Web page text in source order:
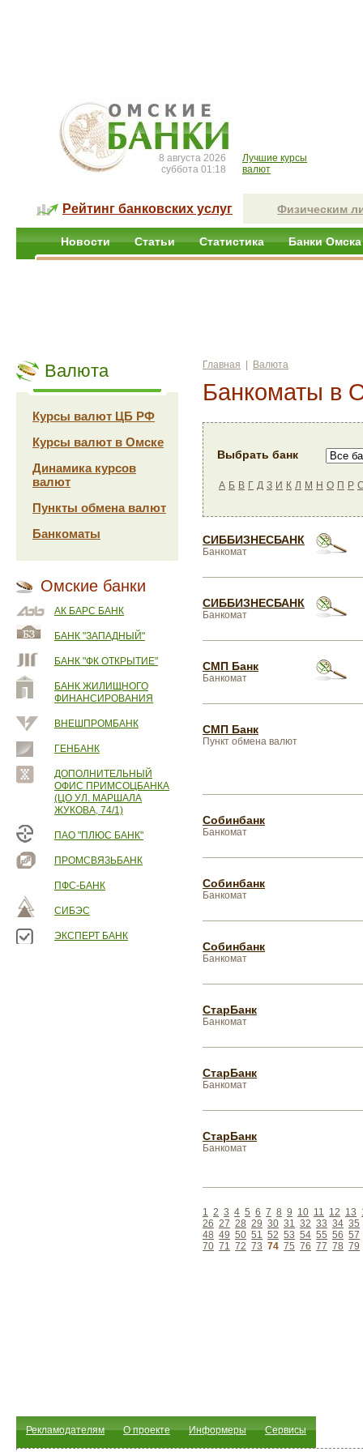
8 августа 2026
суббота 01:18
Лучшие курсы
валют
Рейтинг банковских услуг Физическим
Новости Статьи Статистика Банки Омска
Валюта
Курсы валют ЦБ РФ
Курсы валют в Омске
Динамика курсов
валют
Пункты обмена валют
Банкоматы
Омские банки
АК БАРС БАНК
БАНК "ЗАПАДНЫЙ"
БАНК "ФК ОТКРЫТИЕ"
БАНК ЖИЛИЩНОГО
ФИНАНСИРОВАНИЯ
ВНЕШПРОМБАНК
ГЕНБАНК
ДОПОЛНИТЕЛЬНЫЙ
ОФИС ПРИМСОЦБАНКА
(ЦО УЛ. МАРШАЛА
ЖУКОВА, 74/1)
ПАО "ПЛЮС БАНК"
ПРОМСВЯЗЬБАНК
ПФС-БАНК
СИБЭС
ЭКСПЕРТ БАНК
Главная Валюта
Банкоматы в
Выбрать банк
А Б В Г Д З И К Л М Н О П Р
СИББИЗНЕСБАНК
Банкомат
СИББИЗНЕСБАНК
Банкомат
СМП Банк
Банкомат
СМП Банк
Пункт обмена валют
Собинбанк
Банкомат
Собинбанк
Банкомат
Собинбанк
Банкомат
СтарБанк
Банкомат
СтарБанк
Банкомат
СтарБанк
Банкомат
1 2 3 4 5 6 7 8 9 10 11 12 13
26 27 28 29 30 31 32 33 34 35
48 49 50 51 52 53 54 55 56 57
70 71 72 73 74 75 76 77 78 79
Рекламодателям О проекте Информеры Сервисы